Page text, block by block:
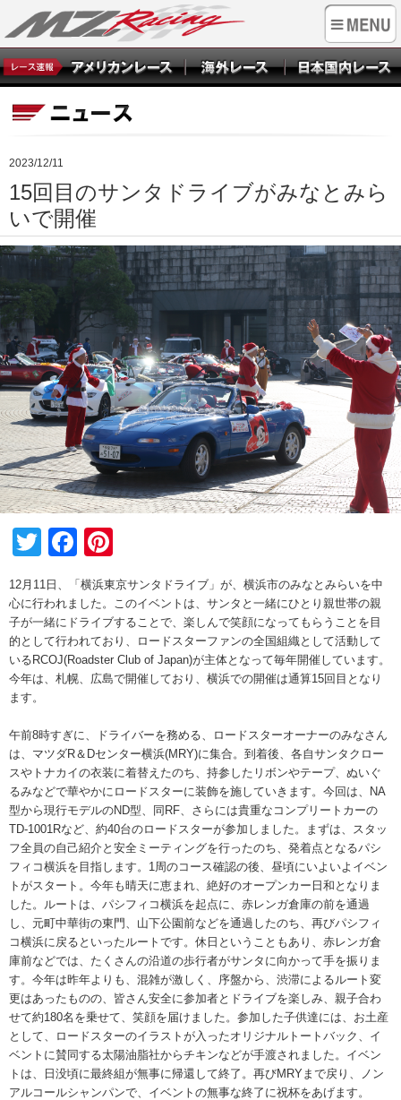
2023/12/11
15回目のサンタドライブがみなとみら
いで開催
TwitterFacebook
12月11日、「横浜東京サンタドライブ」が、横浜市のみなとみらいを中
心に行われました。このイベントは、サンタと一緒にひとり親世帯の親
子が一緒にドライブすることで、楽しんで笑顔になってもらうことを目
的として行われており、ロードスターファンの全国組織として活動して
いるRCOJ(Roadster Club of Japan)が主体となって毎年開催しています。
今年は、札幌、広島で開催しており、横浜での開催は通算15回目となり
ます。
午前8時すぎに、ドライバーを務める、ロードスターオーナーのみなさん
は、マツダR＆Dセンター横浜(MRY)に集合。到着後、各自サンタクロー
スやトナカイの衣装に着替えたのち、持参したリボンやテープ、ぬいぐ
るみなどで華やかにロードスターに装飾を施していきます。今回は、NA
型から現行モデルのND型、同RF、さらには貴重なコンプリートカーの
TD-1001Rなど、約40台のロードスターが参加しました。まずは、スタッ
フ全員の自己紹介と安全ミーティングを行ったのち、発着点となるパシ
フィコ横浜を目指します。1周のコース確認の後、昼頃にいよいよイベン
トがスタート。今年も晴天に恵まれ、絶好のオープンカー日和となりま
した。ルートは、パシフィコ横浜を起点に、赤レンガ倉庫の前を通過
し、元町中華街の東門、山下公園前などを通過したのち、再びパシフィ
コ横浜に戻るといったルートです。休日ということもあり、赤レンガ倉
庫前などでは、たくさんの沿道の歩行者がサンタに向かって手を振りま
す。今年は昨年よりも、混雑が激しく、序盤から、渋滞によるルート変
更はあったものの、皆さん安全に参加者とドライブを楽しみ、親子合わ
せて約180名を乗せて、笑顔を届けました。参加した子供達には、お土産
として、ロードスターのイラストが入ったオリジナルトートバック、イ
ベントに賛同する太陽油脂社からチキンなどが手渡されました。イベン
トは、日没頃に最終組が無事に帰還して終了。再びMRYまで戻り、ノン
アルコールシャンパンで、イベントの無事な終了に祝杯をあげます。